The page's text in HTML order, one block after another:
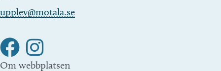
upplev@motala.se
Om webbplatsen